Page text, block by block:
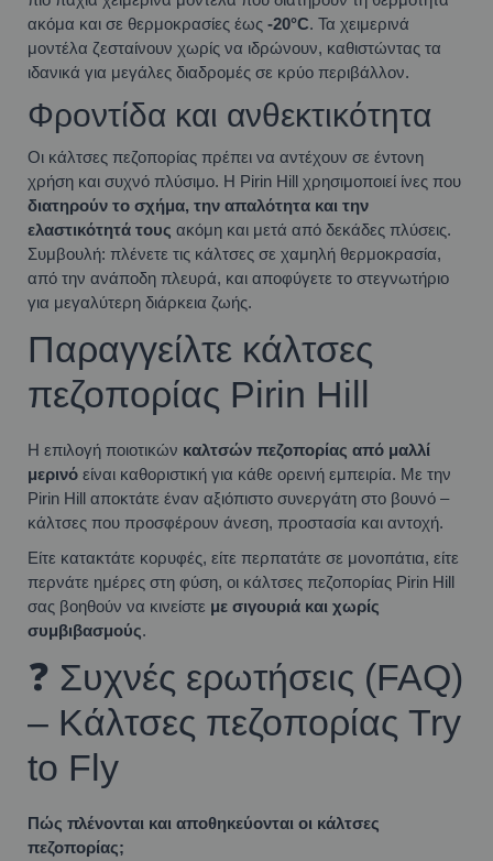
ακόμα και σε θερμοκρασίες έως -20°C. Τα χειμερινά
μοντέλα ζεσταίνουν χωρίς να ιδρώνουν, καθιστώντας τα
ιδανικά για μεγάλες διαδρομές σε κρύο περιβάλλον.
Φροντίδα και ανθεκτικότητα
Οι κάλτσες πεζοπορίας πρέπει να αντέχουν σε έντονη
χρήση και συχνό πλύσιμο. Η Pirin Hill χρησιμοποιεί ίνες που
διατηρούν το σχήμα, την απαλότητα και την
ελαστικότητά τους ακόμη και μετά από δεκάδες πλύσεις.
Συμβουλή: πλένετε τις κάλτσες σε χαμηλή θερμοκρασία,
από την ανάποδη πλευρά, και αποφύγετε το στεγνωτήριο
για μεγαλύτερη διάρκεια ζωής.
Παραγγείλτε κάλτσες
πεζοπορίας Pirin Hill
Η επιλογή ποιοτικών καλτσών πεζοπορίας από μαλλί
μερινό είναι καθοριστική για κάθε ορεινή εμπειρία. Με την
Pirin Hill αποκτάτε έναν αξιόπιστο συνεργάτη στο βουνό –
κάλτσες που προσφέρουν άνεση, προστασία και αντοχή.
Είτε κατακτάτε κορυφές, είτε περπατάτε σε μονοπάτια, είτε
περνάτε ημέρες στη φύση, οι κάλτσες πεζοπορίας Pirin Hill
σας βοηθούν να κινείστε με σιγουριά και χωρίς
συμβιβασμούς.
❓ Συχνές ερωτήσεις (FAQ)
– Κάλτσες πεζοπορίας Try
to Fly
Πώς πλένονται και αποθηκεύονται οι κάλτσες
πεζοπορίας;